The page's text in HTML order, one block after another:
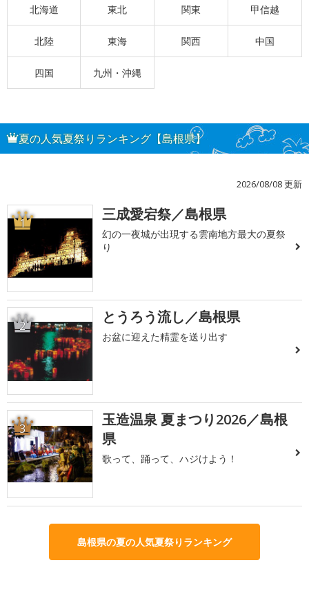
北海道 東北 関東 甲信越
北陸 東海 関西 中国
四国 九州・沖縄
夏の人気夏祭りランキング【島根県】
2026/08/08 更新
1 三成愛宕祭／島根県
幻の一夜城が出現する雲南地方最大の夏祭
り
2 とうろう流し／島根県
お盆に迎えた精霊を送り出す
3
玉造温泉 夏まつり2026／島根
県
歌って、踊って、ハジけよう！
島根県の夏の人気夏祭りランキング